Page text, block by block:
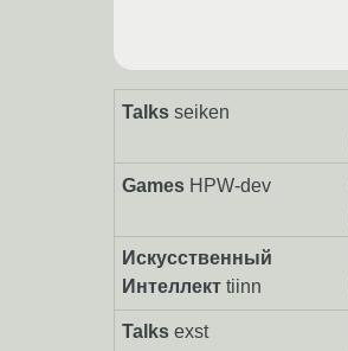
Talks seiken
Games HPW-dev
Искусственный
Интеллект tiinn
Talks exst